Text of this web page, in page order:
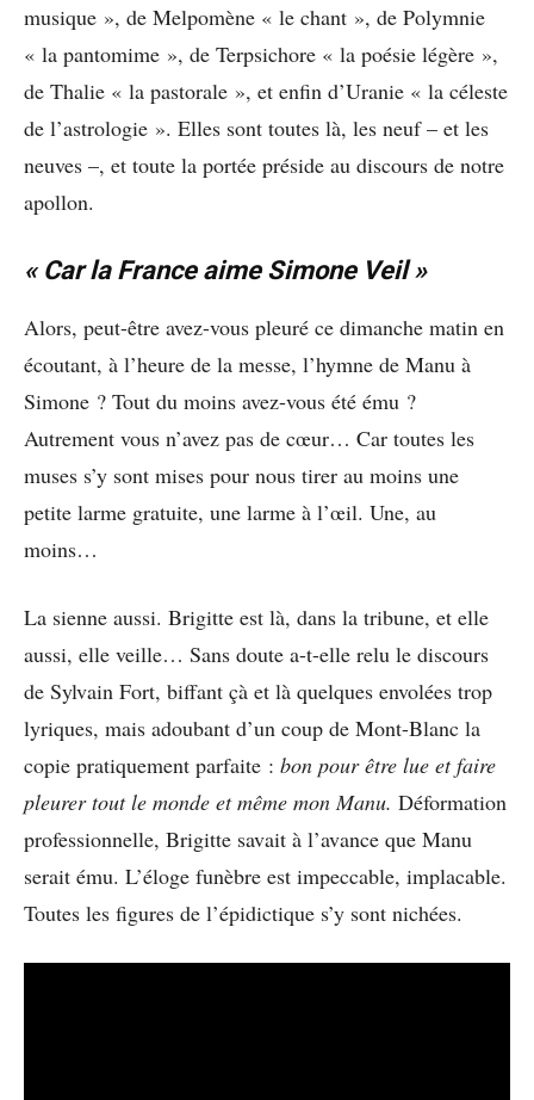
musique », de Melpomène « le chant », de Polymnie
« la pantomime », de Terpsichore « la poésie légère »,
de Thalie « la pastorale », et enfin d’Uranie « la céleste
de l’astrologie ». Elles sont toutes là, les neuf – et les
neuves –, et toute la portée préside au discours de notre
apollon.
« Car la France aime Simone Veil »
Alors, peut-être avez-vous pleuré ce dimanche matin en
écoutant, à l’heure de la messe, l’hymne de Manu à
Simone ? Tout du moins avez-vous été ému ?
Autrement vous n’avez pas de cœur… Car toutes les
muses s’y sont mises pour nous tirer au moins une
petite larme gratuite, une larme à l’œil. Une, au
moins…
La sienne aussi. Brigitte est là, dans la tribune, et elle
aussi, elle veille… Sans doute a-t-elle relu le discours
de Sylvain Fort, biffant çà et là quelques envolées trop
lyriques, mais adoubant d’un coup de Mont-Blanc la
copie pratiquement parfaite : bon pour être lue et faire
pleurer tout le monde et même mon Manu. Déformation
professionnelle, Brigitte savait à l’avance que Manu
serait ému. L’éloge funèbre est impeccable, implacable.
Toutes les figures de l’épidictique s’y sont nichées.